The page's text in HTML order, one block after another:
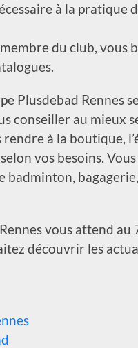
à la pratique
du club, vous
Plusdebad Rennes
conseiller au mieux
rendre à la boutique,
vos besoins.
badminton,
Rennes vous attend
découvrir les